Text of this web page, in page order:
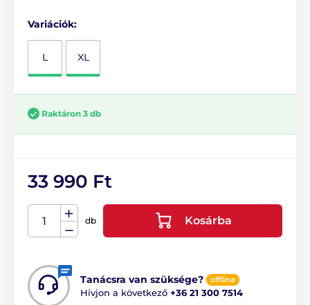
Variációk:
L XL
Raktáron 3 db
33 990 Ft
db Kosárba
Tanácsra van szüksége? offline
Hívjon a következő +36 21 300 7514